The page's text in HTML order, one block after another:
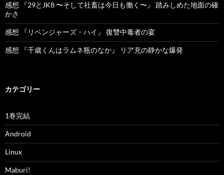
感想 『29とJK8 〜そして社畜は今日も働く〜』 踏みしめた地面の確
かさ
感想 『リベンジャーズ・ハイ』 復讐中毒者の宴
感想 『千歳くんはラムネ瓶のなか』 リア充の静かな爆発
カテゴリー
1巻完結
Android
Linux
Maburi!